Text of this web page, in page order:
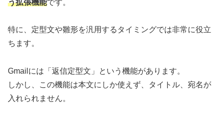
う拡張機能です。
特に、定型文や雛形を汎用するタイミングでは非常に役立
ちます。
Gmailには「返信定型文」という機能があります。
しかし、この機能は本文にしか使えず、タイトル、宛名が
入れられません。